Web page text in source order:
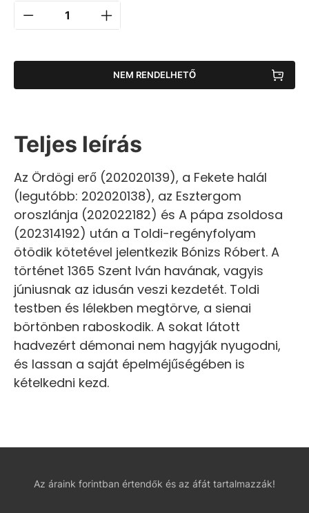
NEM RENDELHETŐ
Teljes leírás
Az Ördögi erő (202020139), a Fekete halál
(legutóbb: 202020138), az Esztergom
oroszlánja (202022182) és A pápa zsoldosa
(202314192) után a Toldi-regényfolyam
ötödik kötetével jelentkezik Bónizs Róbert. A
történet 1365 Szent Iván havának, vagyis
júniusnak az idusán veszi kezdetét. Toldi
testben és lélekben megtörve, a sienai
börtönben raboskodik. A sokat látott
hadvezért démonai nem hagyják nyugodni,
és lassan a saját épelméjűségében is
kételkedni kezd.
Az áraink forintban értendők és az áfát tartalmazzák!